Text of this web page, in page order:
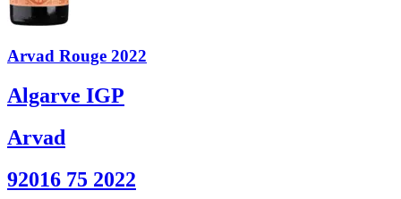
Arvad Rouge 2022
Algarve IGP
Arvad
92016 75 2022